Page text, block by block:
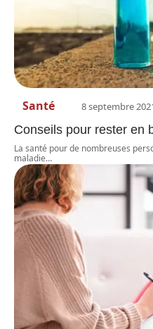
Santé 8 septembre
Conseils pour rester en
La santé pour de nombreuses
maladie…